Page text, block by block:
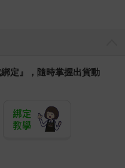
定』，隨時掌握出貨動